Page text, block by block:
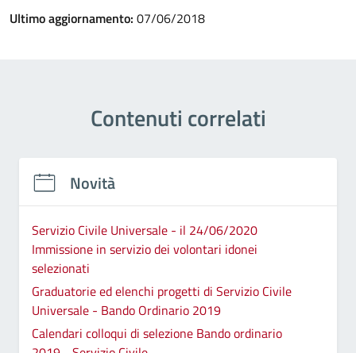
Ultimo aggiornamento: 07/06/2018
Contenuti correlati
Novità
Servizio Civile Universale - il 24/06/2020
Immissione in servizio dei volontari idonei
selezionati
Graduatorie ed elenchi progetti di Servizio Civile
Universale - Bando Ordinario 2019
Calendari colloqui di selezione Bando ordinario